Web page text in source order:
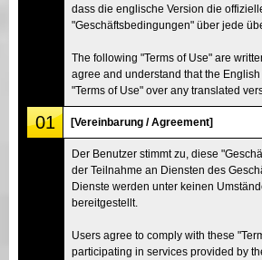
Tokio Asakusa
dass die englische Version die
"Geschäftsbedingungen" über jede
The following "Terms of Use" are
agree and understand that the
"Terms of Use" over any translated
01 [Vereinbarung / Agreement]
Der Benutzer stimmt zu, diese
der Teilnahme an Diensten des
Dienste werden unter keinen
bereitgestellt.
Users agree to comply with these
participating in services provided by